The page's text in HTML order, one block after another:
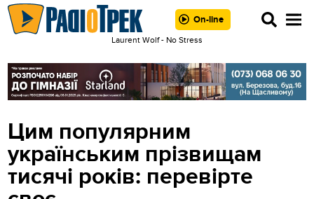
On-line
Laurent Wolf - No Stress
Цим популярним
українським прізвищам
тисячі років: перевірте